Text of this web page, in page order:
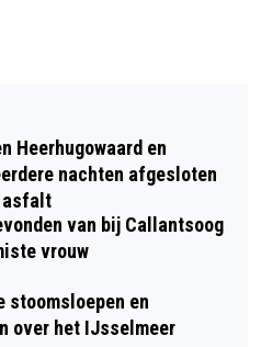
WEGEN,
IN CHINA'
NH
VAST EN MAAKT
CIRCA
Heerhugowaard en
nachten afgesloten
asfalt
van bij Callantsoog
vrouw
stoomsloepen en
over het IJsselmeer